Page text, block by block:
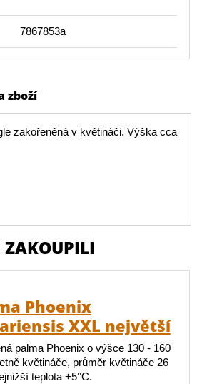
7867853a
zboží
zakořeněná v květináči. Výška cca
ZAKOUPILI
Phoenix
XXL největší
palma Phoenix o výšce 130 - 160
květináče, průměr květináče 26
teplota +5°C.